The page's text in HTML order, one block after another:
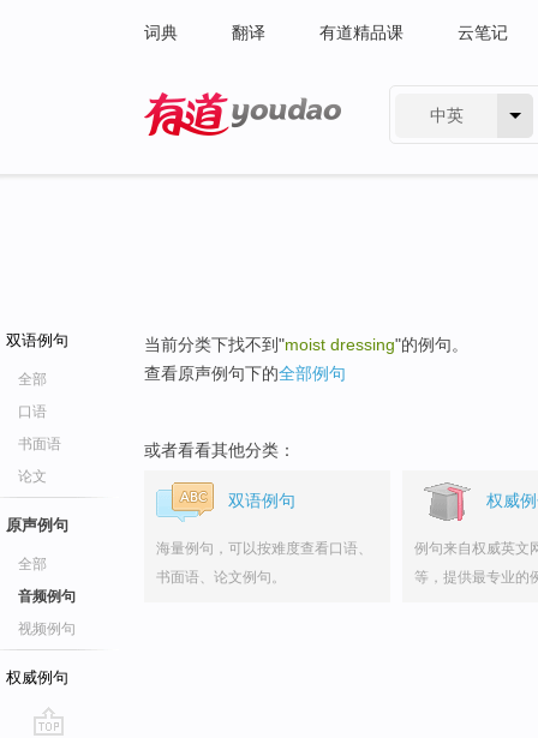
词典 翻译 有道精品课 云笔记
中英
双语例句
全部
口语
书面语
论文
原声例句
全部
音频例句
视频例句
权威例句
当前分类下找不到"moist dressing"的例句。
查看原声例句下的全部例句
或者看看其他分类：
双语例句
海量例句，可以按难度查看口语、
书面语、论文例句。
权威
例句来自权威英文
等，提供最专业的